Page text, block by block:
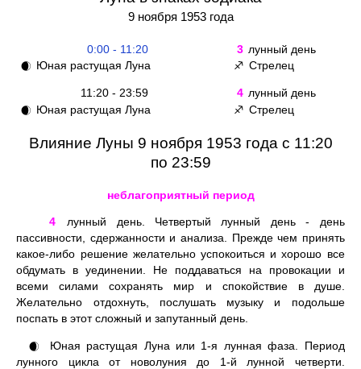
9 ноября 1953 года
0:00 - 11:20 3 лунный день
🌒 Юная растущая Луна ♐ Стрелец
11:20 - 23:59 4 лунный день
🌒 Юная растущая Луна ♐ Стрелец
Влияние Луны 9 ноября 1953 года с 11:20
по 23:59
неблагоприятный период
4
лунный день. Четвертый лунный день - день
пассивности, сдержанности и анализа. Прежде чем принять
какое-либо решение желательно успокоиться и хорошо все
обдумать в уединении. Не поддаваться на провокации и
всеми силами сохранять мир и спокойствие в душе.
Желательно отдохнуть, послушать музыку и подольше
поспать в этот сложный и запутанный день.
🌒
Юная растущая Луна или 1-я лунная фаза. Период
лунного цикла от новолуния до 1-й лунной четверти.